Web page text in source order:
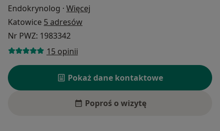
Endokrynolog · Więcej
Katowice 5 adresów
Nr PWZ: 1983342
15 opinii
Pokaż dane kontaktowe
Poproś o wizytę